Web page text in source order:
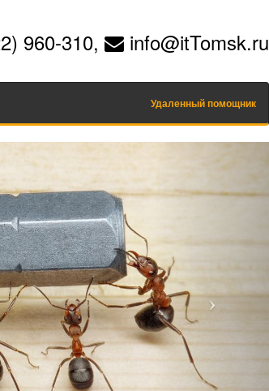
960-310, info@itTomsk.ru
Удаленный помощник